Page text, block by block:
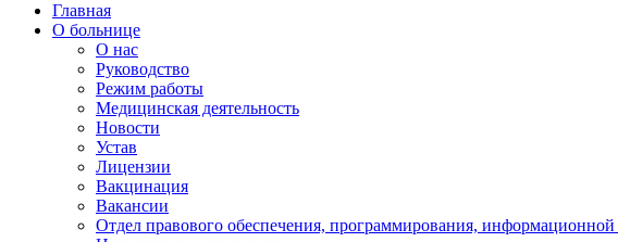
Главная
О больнице
О нас
Руководство
Режим работы
Медицинская деятельность
Новости
Устав
Лицензии
Вакцинация
Вакансии
Отдел правового обеспечения, программирования, информационной